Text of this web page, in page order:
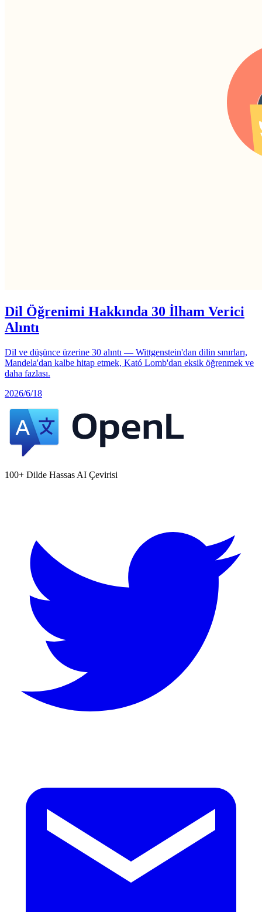
Dil Öğrenimi Hakkında 30 İlham Verici
Alıntı
Dil ve düşünce üzerine 30 alıntı — Wittgenstein'dan dilin sınırları,
Mandela'dan kalbe hitap etmek, Kató Lomb'dan eksik öğrenmek ve
daha fazlası.
2026/6/18
100+ Dilde Hassas AI Çevirisi